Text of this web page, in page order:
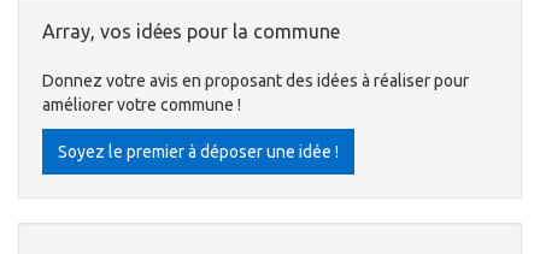
Array, vos idées pour la commune
Donnez votre avis en proposant des idées à réaliser pour
améliorer votre commune !
Soyez le premier à déposer une idée !